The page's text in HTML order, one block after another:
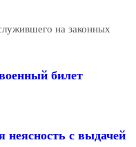
на законных
билет
неясность с выдачей